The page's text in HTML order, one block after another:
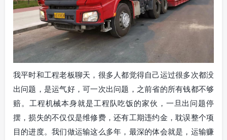
我平时和工程老板聊天，很多人都觉得自己运过很多次都没
出问题，是运气好，可一次出问题，之前省的所有钱都不够
赔。工程机械本身就是工程队吃饭的家伙，一旦出问题停
摆，损失的不仅仅是维修费，还有工期违约金，耽误整个项
目的进度。我们做运输这么多年，最深的体会就是，运输赚